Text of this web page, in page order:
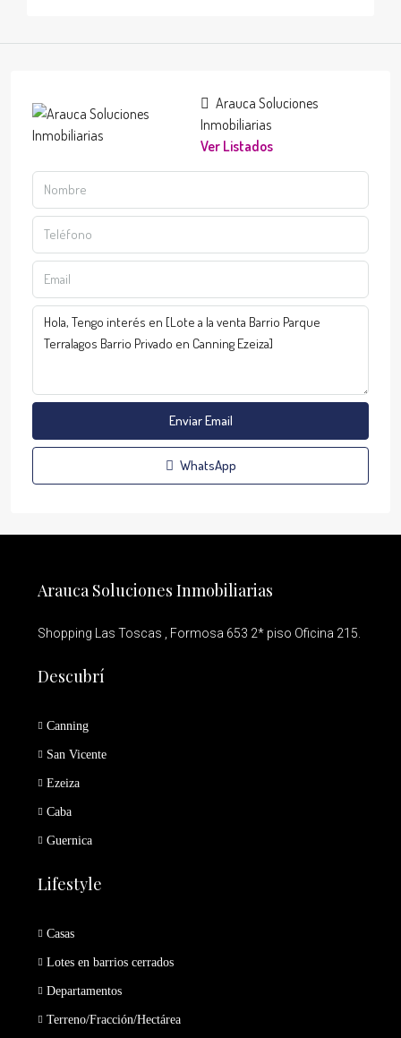
Arauca Soluciones
Inmobiliarias
Ver Listados
Enviar Email
WhatsApp
Arauca Soluciones Inmobiliarias
Shopping Las Toscas , Formosa 653 2* piso Oficina 215.
Descubrí
Canning
San Vicente
Ezeiza
Caba
Guernica
Lifestyle
Casas
Lotes en barrios cerrados
Departamentos
Terreno/Fracción/Hectárea